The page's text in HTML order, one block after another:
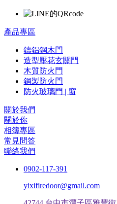
產品專區
鑄鋁鋼木門
造型壓花玄關門
木質防火門
鋼製防火門
防火玻璃門 | 窗
關於我們
關於你
相簿專區
常見問答
聯絡我們
0902-117-391
yixifiredoor@gmail.com